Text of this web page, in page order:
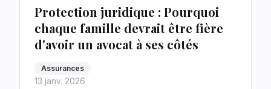
Protection juridique : Pourquoi
chaque famille devrait être fière
d'avoir un avocat à ses côtés
Assurances
13 janv. 2026